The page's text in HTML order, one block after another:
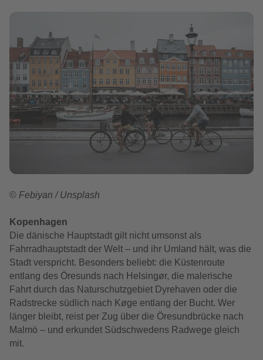
© Febiyan / Unsplash
Kopenhagen
Die dänische Hauptstadt gilt nicht umsonst als
Fahrradhauptstadt der Welt – und ihr Umland hält, was die
Stadt verspricht. Besonders beliebt: die Küstenroute
entlang des Öresunds nach Helsingør, die malerische
Fahrt durch das Naturschutzgebiet Dyrehaven oder die
Radstrecke südlich nach Køge entlang der Bucht. Wer
länger bleibt, reist per Zug über die Öresundbrücke nach
Malmö – und erkundet Südschwedens Radwege gleich
mit.